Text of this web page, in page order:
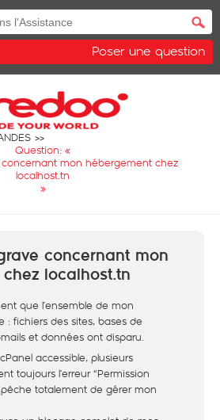
Poser une question
Question: «
mon hébergement chez
localhost.tn
»
concernant mon
localhost.tn
que l’ensemble de mon
: fichiers des sites, bases de
et données ont disparu.
accessible, plusieurs
toujours l’erreur “Permission
totalement de gérer mon